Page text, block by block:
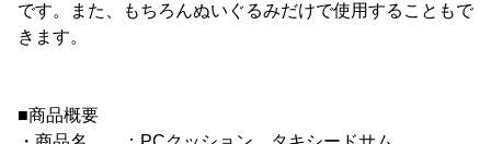
です。また、もちろんぬいぐるみだけで使用することもで
きます。
■商品概要